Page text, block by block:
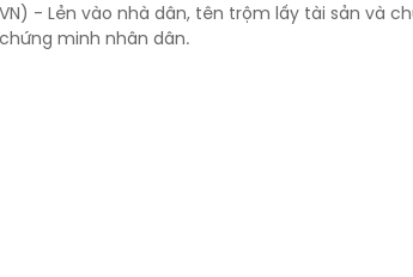
- Lẻn vào nhà dân, tên trộm lấy tài sản và
minh nhân dân.